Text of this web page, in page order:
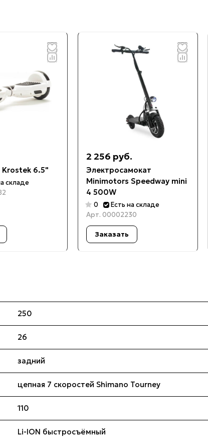
Krostek 6.5"
складе
2 256 руб.
Электросамокат
Minimotors Speedway mini
4 500W
0
Есть на складе
Арт. 00002230
Заказать
250
26
задний
цепная 7 скоростей Shimano Tourney
110
Li-ION быстросъёмный